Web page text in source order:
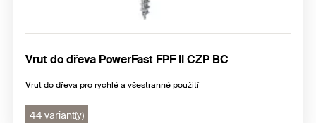
Vrut do dřeva PowerFast FPF II CZP BC
Vrut do dřeva pro rychlé a všestranné použití
44 variant(y)